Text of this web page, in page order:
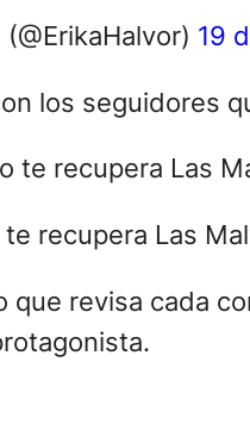
(@ErikaHalvor) 19
los seguidores
recupera Las
que revisa cada